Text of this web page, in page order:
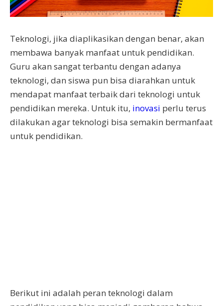
Teknologi, jika diaplikasikan dengan benar, akan
membawa banyak manfaat untuk pendidikan.
Guru akan sangat terbantu dengan adanya
teknologi, dan siswa pun bisa diarahkan untuk
mendapat manfaat terbaik dari teknologi untuk
pendidikan mereka. Untuk itu, inovasi perlu terus
dilakukan agar teknologi bisa semakin bermanfaat
untuk pendidikan.
Berikut ini adalah peran teknologi dalam